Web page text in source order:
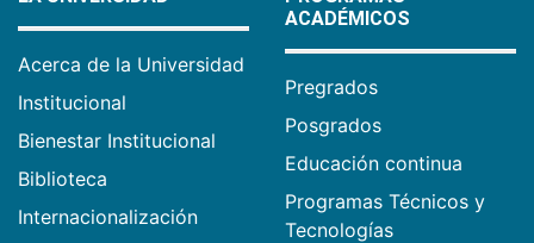
Acerca de la Universidad
Institucional
Bienestar Institucional
Biblioteca
Internacionalización
ACADÉMICOS
Pregrados
Posgrados
Educación continua
Programas Técnicos y
Tecnologías